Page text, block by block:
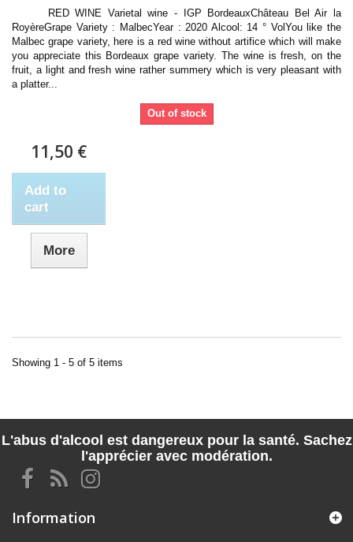
RED WINE Varietal wine - IGP BordeauxChâteau Bel Air la
RoyèreGrape Variety : MalbecYear : 2020 Alcool: 14 ° VolYou like the
Malbec grape variety, here is a red wine without artifice which will make
you appreciate this Bordeaux grape variety. The wine is fresh, on the
fruit, a light and fresh wine rather summery which is very pleasant with
a platter...
Out of stock
11,50 €
Add to
cart
More
Showing 1 - 5 of 5 items
L'abus d'alcool est dangereux pour la santé. Sachez
l'apprécier avec modération.
Information